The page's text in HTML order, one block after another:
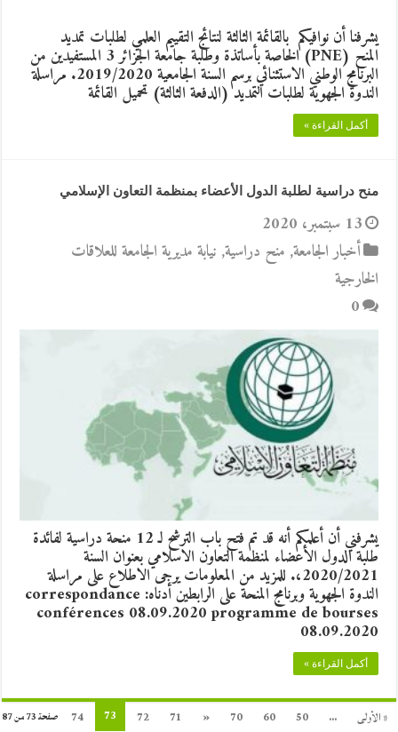
يشرفنا أن نوافيكم بالقائمة الثالثة لنتائج التقييم العلمي لطلبات تمديد
المنح (PNE) الخاصة بأساتذة وطلبة جامعة الجزائر 3 المستفيدين من
البرنامج الوطني الاستثنائي برسم السنة الجامعية 2019/2020. مراسلة
الندوة الجهوية لطلبات التمديد (الدفعة الثالثة) تحميل القائمة
أكمل القراءة »
منح دراسية لطلبة الدول الأعضاء بمنظمة التعاون الإسلامي
13 سبتمبر، 2020
أخبار الجامعة, منح دراسية, نيابة مديرية الجامعة للعلاقات
الخارجية
0
يشرفني أن أعلمكم أنه قد تم فتح باب الترشح لـ 12 منحة دراسية لفائدة
طلبة الدول الأعضاء لمنظمة التعاون الاسلامي بعنوان السنة
2020/2021،. للمزيد من المعلومات يرجى الاطلاع على مراسلة
الندوة الجهوية وبرنامج المنحة على الرابطين أدناه: correspondance
conférences 08.09.2020 programme de bourses
08.09.2020
أكمل القراءة »
صفحة 73 من 87 « الأولى ...
50
60
70
«
71
72
73
74